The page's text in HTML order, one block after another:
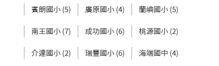
賓朗國小 (5) 廣原國小 (4) 蘭嶼國小 (5)
南王國小 (7) 成功國小 (6) 桃源國小 (2)
介達國小 (2) 瑞豐國小 (6) 海端國中 (4)